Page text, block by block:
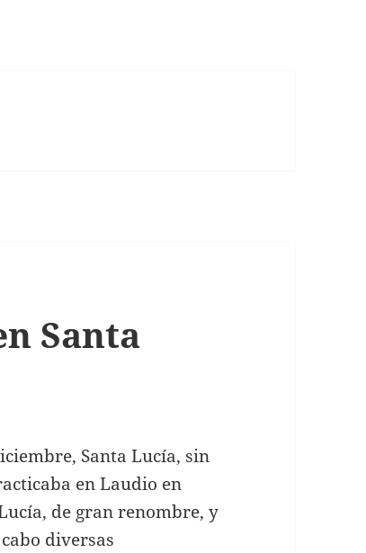
Santa
Santa Lucía, sin
en Laudio en
de gran renombre, y
diversas